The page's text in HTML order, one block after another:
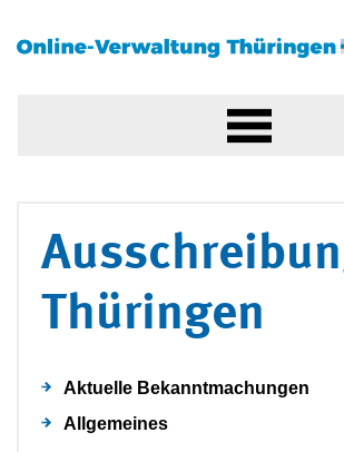
Thüringen
Aktuelle Bekanntmachungen
Allgemeines